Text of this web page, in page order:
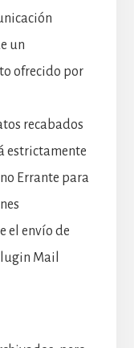
un
ofrecido por
recabados
estrictamente
Errante para
el envío de
Mail